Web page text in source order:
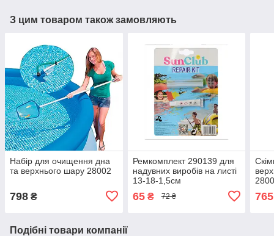
З цим товаром також замовляють
Набір для очищення дна
та верхнього шару 28002
798 ₴
Ремкомплект 290139 для
надувних виробів на листі
13-18-1,5см
65₴ 72 ₴ 765
Подібні товари компанії